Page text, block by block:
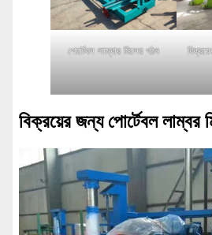
পোর্টেবল লাম্বার মিলের গঠন
বিক্রয়ের জন্য পোর্টেবল লাম্বর